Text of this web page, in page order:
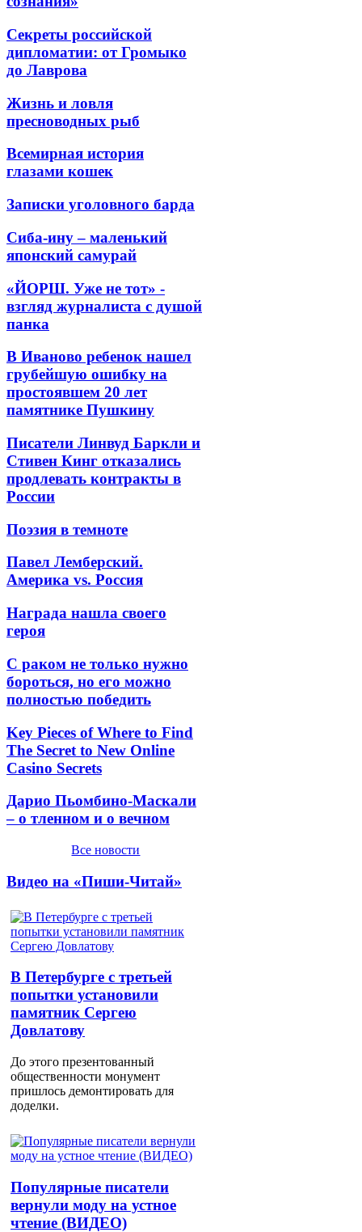
Секреты российской
дипломатии: от Громыко
до Лаврова
Жизнь и ловля
пресноводных рыб
Всемирная история
глазами кошек
Записки уголовного барда
Сиба-ину – маленький
японский самурай
«ЙОРШ. Уже не тот» -
взгляд журналиста с душой
панка
В Иваново ребенок нашел
грубейшую ошибку на
простоявшем 20 лет
памятнике Пушкину
Писатели Линвуд Баркли и
Стивен Кинг отказались
продлевать контракты в
России
Поэзия в темноте
Павел Лемберский.
Америка vs. Россия
Награда нашла своего
героя
С раком не только нужно
бороться, но его можно
полностью победить
Key Pieces of Where to Find
The Secret to New Online
Casino Secrets
Дарио Пьомбино-Маскали
– о тленном и о вечном
Все новости
Видео на «Пиши-Читай»
В Петербурге с третьей
попытки установили
памятник Сергею
Довлатову
До этого презентованный
общественности монумент
пришлось демонтировать для
доделки.
Популярные писатели
вернули моду на устное
чтение (ВИДЕО)